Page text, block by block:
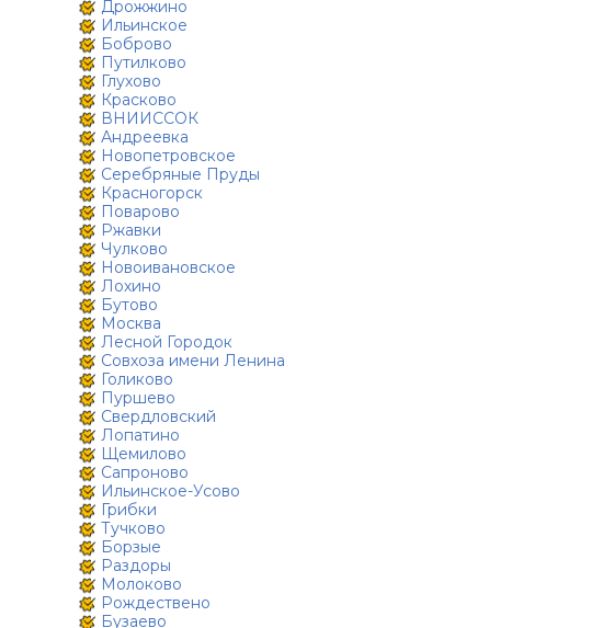
Дрожжино
Ильинское
Боброво
Путилково
Глухово
Красково
ВНИИССОК
Андреевка
Новопетровское
Серебряные Пруды
Красногорск
Поварово
Ржавки
Чулково
Новоивановское
Лохино
Бутово
Москва
Лесной Городок
Совхоза имени Ленина
Голиково
Пуршево
Свердловский
Лопатино
Щемилово
Сапроново
Ильинское-Усово
Грибки
Тучково
Борзые
Раздоры
Молоково
Рождествено
Бузаево